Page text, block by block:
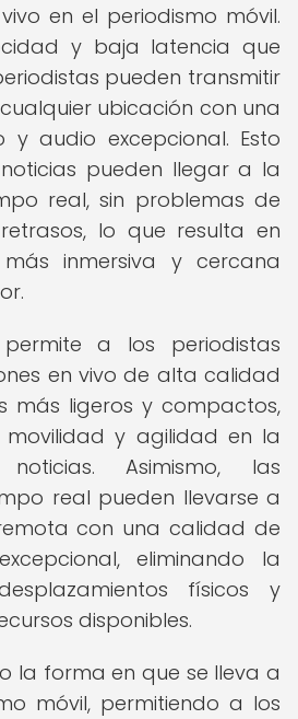
en el periodismo móvil.
y baja latencia que
pueden transmitir
ubicación con una
audio excepcional. Esto
pueden llegar a la
real, sin problemas de
lo que resulta en
inmersiva y cercana
a los periodistas
en vivo de alta calidad
más ligeros y compactos,
y agilidad en la
Asimismo, las
real pueden llevarse a
con una calidad de
eliminando la
físicos y
disponibles.
la forma en que se lleva a
móvil, permitiendo a los